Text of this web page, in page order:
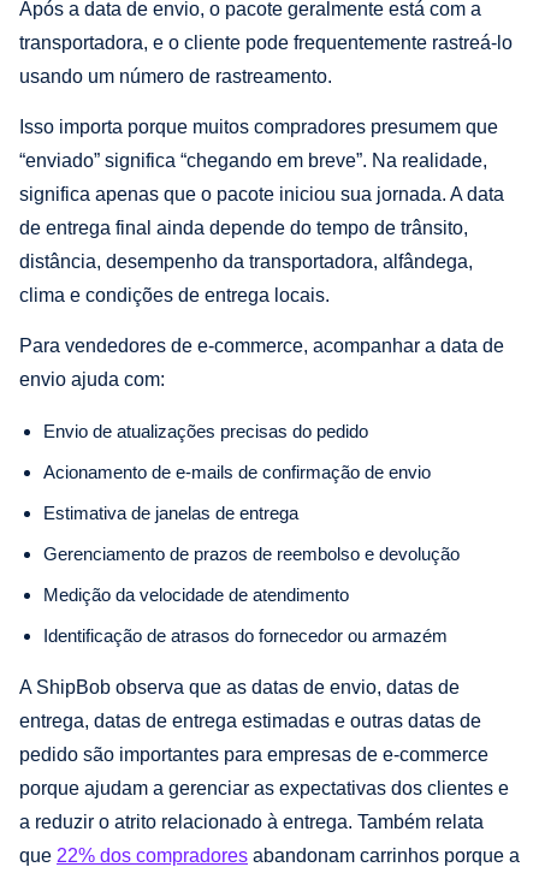
Após a data de envio, o pacote geralmente está com a
transportadora, e o cliente pode frequentemente rastreá-lo
usando um número de rastreamento.
Isso importa porque muitos compradores presumem que
“enviado” significa “chegando em breve”. Na realidade,
significa apenas que o pacote iniciou sua jornada. A data
de entrega final ainda depende do tempo de trânsito,
distância, desempenho da transportadora, alfândega,
clima e condições de entrega locais.
Para vendedores de e-commerce, acompanhar a data de
envio ajuda com:
Envio de atualizações precisas do pedido
Acionamento de e-mails de confirmação de envio
Estimativa de janelas de entrega
Gerenciamento de prazos de reembolso e devolução
Medição da velocidade de atendimento
Identificação de atrasos do fornecedor ou armazém
A ShipBob observa que as datas de envio, datas de
entrega, datas de entrega estimadas e outras datas de
pedido são importantes para empresas de e-commerce
porque ajudam a gerenciar as expectativas dos clientes e
a reduzir o atrito relacionado à entrega. Também relata
que 22% dos compradores abandonam carrinhos porque a